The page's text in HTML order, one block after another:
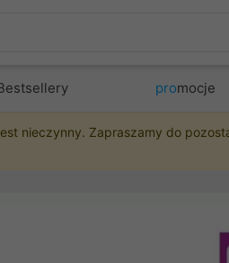
promocje
nieczynny. Zapraszamy do